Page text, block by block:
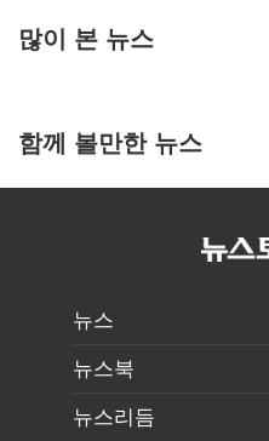
많이 본 뉴스
함께 볼만한 뉴스
뉴스
뉴스북
뉴스리듬